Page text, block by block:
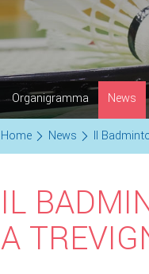
Organigramma News
Home News Il
IL
A